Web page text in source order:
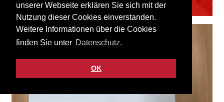
unserer Webseite erklären Sie sich mit der
Nutzung dieser Cookies einverstanden.
Weitere Informationen über die Cookies
finden Sie unter Datenschutz.
OK
Weihnachtsfeier 12/2019